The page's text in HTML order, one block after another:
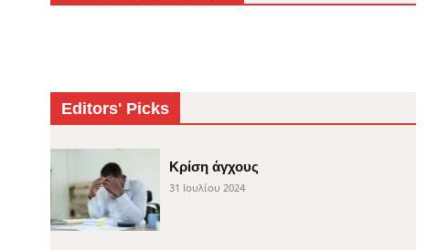
Editors' Picks
Κρίση άγχους
31 Ιουλίου 2024